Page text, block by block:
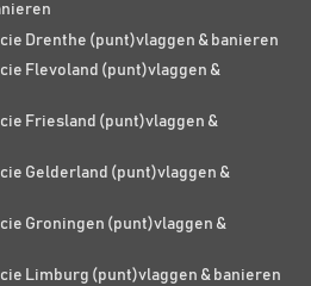
Drenthe (punt)vlaggen & banieren
Flevoland (punt)vlaggen &
Friesland (punt)vlaggen &
Gelderland (punt)vlaggen &
Groningen (punt)vlaggen &
Limburg (punt)vlaggen & banieren